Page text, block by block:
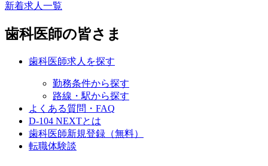
新着求人一覧
歯科医師の皆さま
歯科医師求人を探す
勤務条件から探す
路線・駅から探す
よくある質問・FAQ
D-104 NEXTとは
歯科医師新規登録（無料）
転職体験談